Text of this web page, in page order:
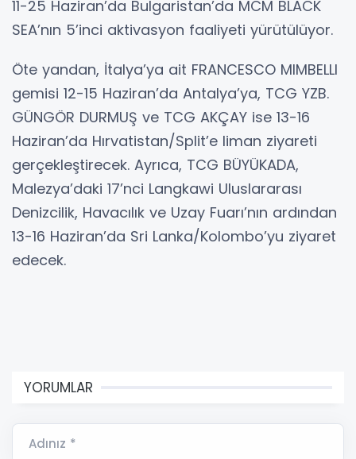
11-25 Haziran’da Bulgaristan’da MCM BLACK
SEA’nın 5’inci aktivasyon faaliyeti yürütülüyor.
Öte yandan, İtalya’ya ait FRANCESCO MIMBELLI
gemisi 12-15 Haziran’da Antalya’ya, TCG YZB.
GÜNGÖR DURMUŞ ve TCG AKÇAY ise 13-16
Haziran’da Hırvatistan/Split’e liman ziyareti
gerçekleştirecek. Ayrıca, TCG BÜYÜKADA,
Malezya’daki 17’nci Langkawi Uluslararası
Denizcilik, Havacılık ve Uzay Fuarı’nın ardından
13-16 Haziran’da Sri Lanka/Kolombo’yu ziyaret
edecek.
YORUMLAR
Adınız *